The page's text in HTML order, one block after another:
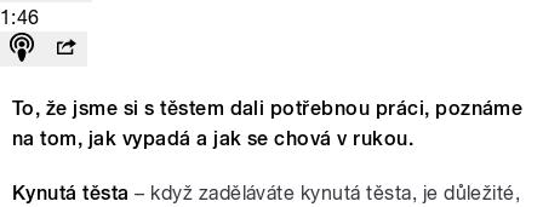
1:46
To, že jsme si s těstem dali potřebnou práci, poznáme
na tom, jak vypadá a jak se chová v rukou.
Kynutá těsta – když zaděláváte kynutá těsta, je důležité,